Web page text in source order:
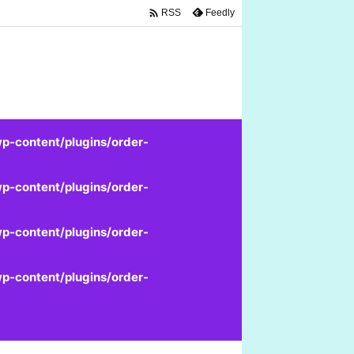
content/plugins/order-
content/plugins/order-
content/plugins/order-
content/plugins/order-
 RSS Feedly